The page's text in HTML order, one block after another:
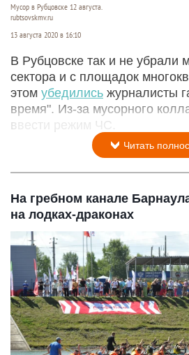
Мусор в Рубцовске 12 августа.
rubtsovskmv.ru
13 августа 2020 в 16:10
В Рубцовске так и не убрали
сектора и с площадок
этом убедились журналисты
время". Из-за мусорного
ввести режим ЧС.
Читать
На гребном канале
на лодках-драконах